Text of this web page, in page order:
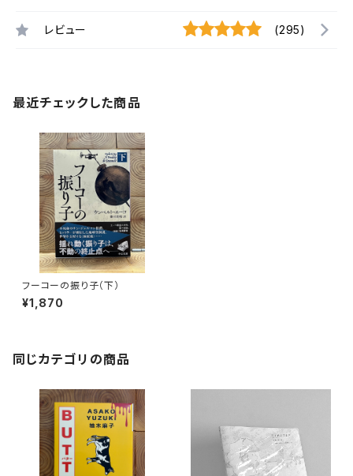
レビュー (295)
最近チェックした商品
フーコーの振り子（下）
¥1,870
同じカテゴリの商品